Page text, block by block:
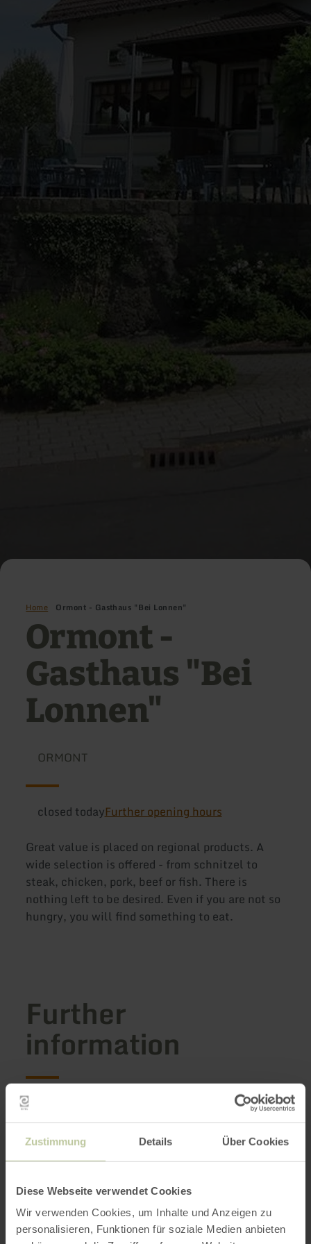
Zustimmung Details Über Cookies
Diese Webseite verwendet Cookies
Wir verwenden Cookies, um Inhalte und Anzeigen zu
personalisieren, Funktionen für soziale Medien anbieten
Home Ormont - Gasthaus "Bei Lonnen"
Ormont -
Gasthaus "Bei
Lonnen"
ORMONT
closed todayFurther opening hours
Great value is placed on regional products. A
wide selection is offered - from schnitzel to
steak, chicken, pork, beef or fish. There is
nothing left to be desired. Even if you are not so
hungry, you will find something to eat.
Further
information
Opening hours
Features / Special features
Categories
Seating capacity